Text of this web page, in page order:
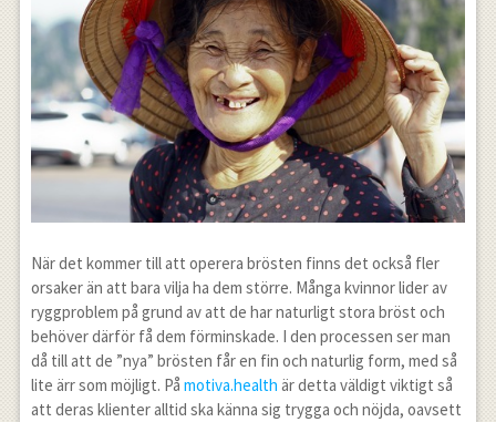
När det kommer till att operera brösten finns det också fler
orsaker än att bara vilja ha dem större. Många kvinnor lider av
ryggproblem på grund av att de har naturligt stora bröst och
behöver därför få dem förminskade. I den processen ser man
då till att de ”nya” brösten får en fin och naturlig form, med så
lite ärr som möjligt. På motiva.health är detta väldigt viktigt så
att deras klienter alltid ska känna sig trygga och nöjda, oavsett